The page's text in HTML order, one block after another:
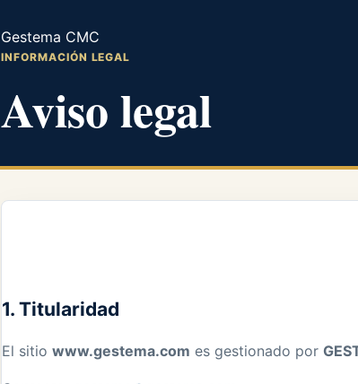
Gestema CMC
INFORMACIÓN LEGAL
Aviso legal
1. Titularidad
El sitio www.gestema.com es gestionado por